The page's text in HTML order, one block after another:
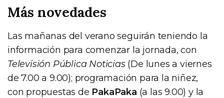
Más novedades
Las mañanas del verano seguirán teniendo la
información para comenzar la jornada, con
Televisión Pública Noticias(De lunes a viernes
de 7.00 a 9.00); programación para la niñez,
con propuestas de PakaPaka (a las 9.00) y la